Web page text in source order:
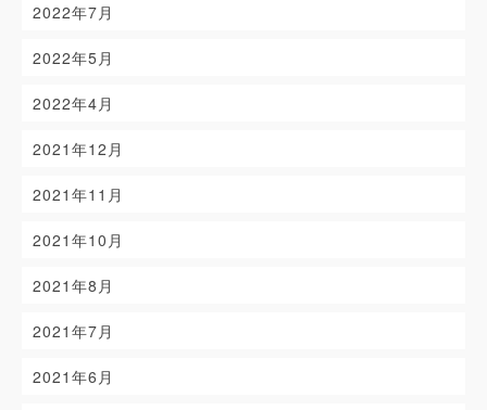
2022年7月
2022年5月
2022年4月
2021年12月
2021年11月
2021年10月
2021年8月
2021年7月
2021年6月